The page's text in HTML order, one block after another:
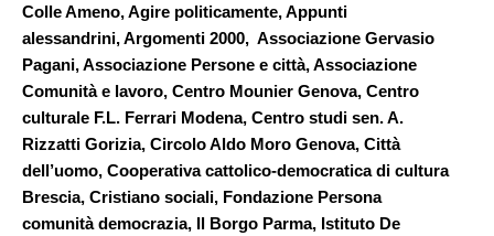
Colle Ameno, Agire politicamente, Appunti
alessandrini, Argomenti 2000, Associazione Gervasio
Pagani, Associazione Persone e città, Associazione
Comunità e lavoro, Centro Mounier Genova, Centro
culturale F.L. Ferrari Modena, Centro studi sen. A.
Rizzatti Gorizia, Circolo Aldo Moro Genova, Città
dell’uomo, Cooperativa cattolico-democratica di cultura
Brescia, Cristiano sociali, Fondazione Persona
comunità democrazia, Il Borgo Parma, Istituto De